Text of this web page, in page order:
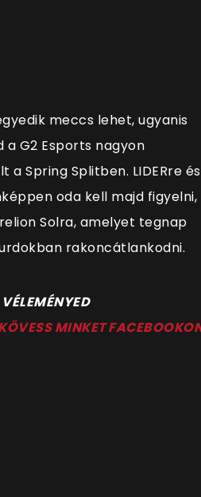
meccs lehet, ugyanis
a G2 Esports nagyon
Spring Splitben. LIDERre és
oda kell majd figyelni,
Solra, amelyet tegnap
rakoncátlankodni.
MINKET